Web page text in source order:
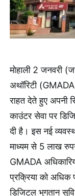
मोहाली 2 जनवरी
अथॉरिटी
राहत देते हुए अपनी
काउंटर सेवा पर
दी है। इस नई
माध्यम से 5 लाख
GMADA
प्रक्रिया को अधिक
डिजिटल भुगतान